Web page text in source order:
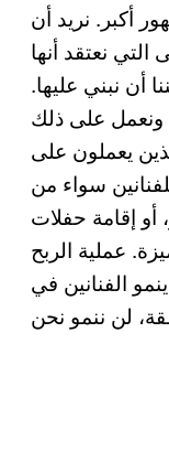
أكبر. نريد أن
نعتقد أنها
أن نبني عليها.
ونعمل على ذلك
يعملون على
سواء من
أو إقامة حفلات
عملية الربح
الفنانين في